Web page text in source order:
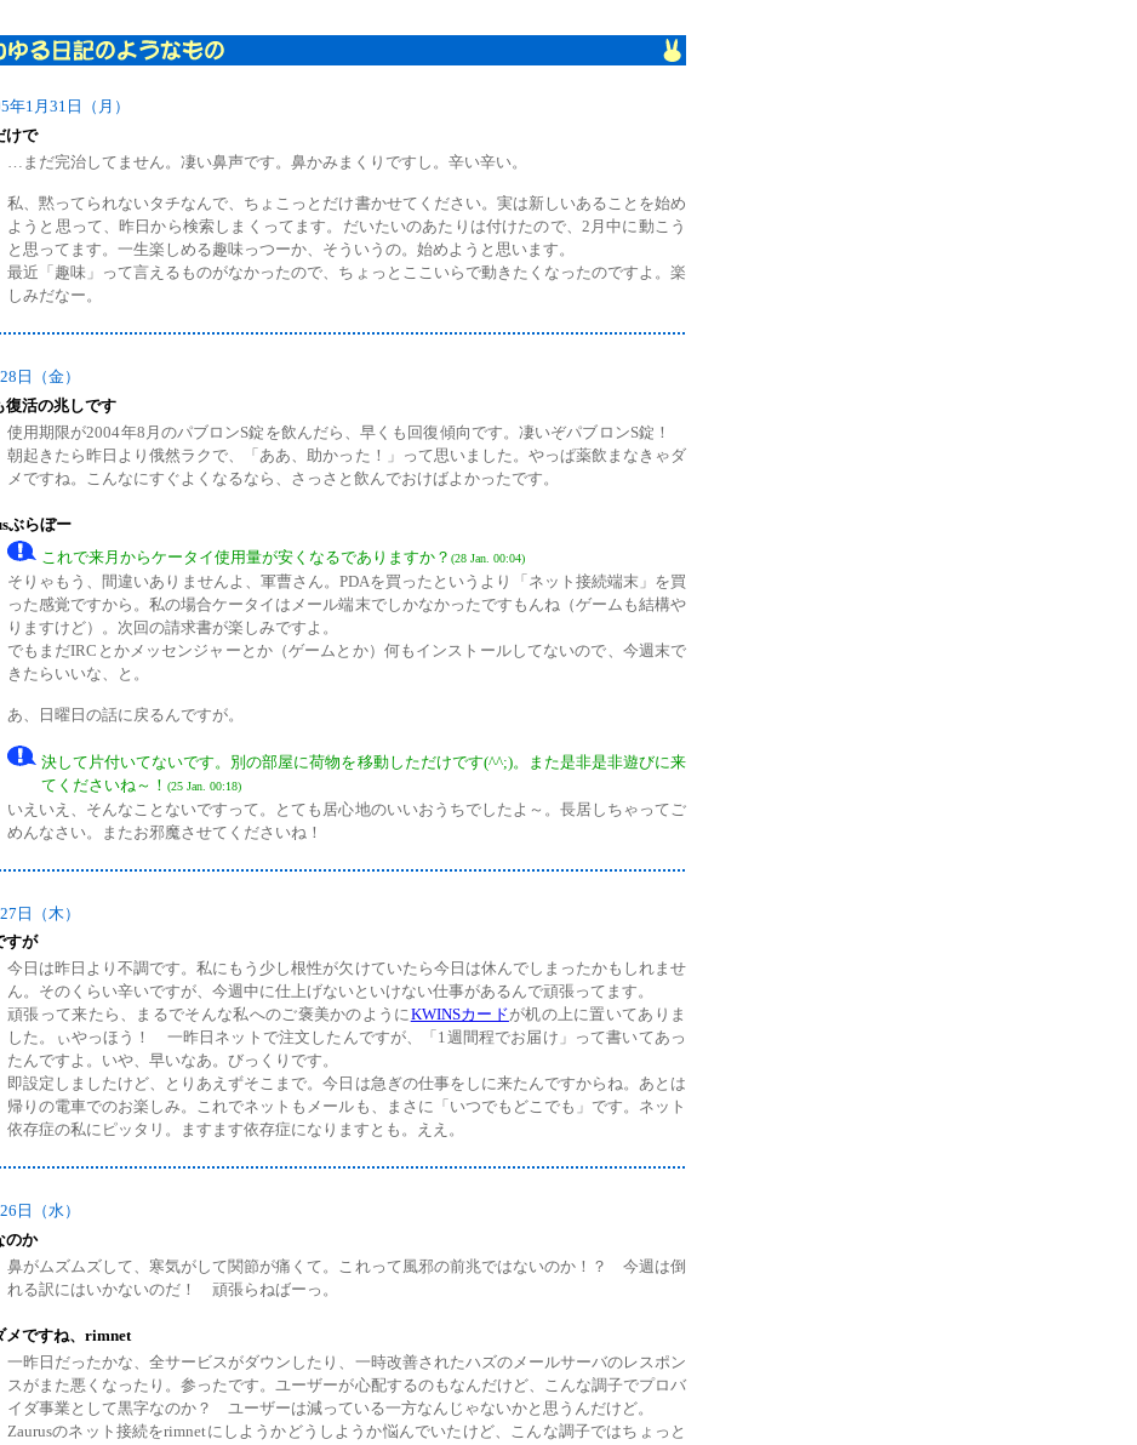
年1月31日（月）
けで
…まだ完治してません。凄い鼻声です。鼻かみまくりですし。辛い辛い。
私、黙ってられないタチなんで、ちょこっとだけ書かせてください。実は新しいあることを始め
ようと思って、昨日から検索しまくってます。だいたいのあたりは付けたので、2月中に動こう
と思ってます。一生楽しめる趣味っつーか、そういうの。始めようと思います。
最近「趣味」って言えるものがなかったので、ちょっとここいらで動きたくなったのですよ。楽
しみだなー。
日（金）
復活の兆しです
使用期限が2004年8月のパブロンS錠を飲んだら、早くも回復傾向です。凄いぞパブロンS錠！
朝起きたら昨日より俄然ラクで、「ああ、助かった！」って思いました。やっぱ薬飲まなきゃダ
メですね。こんなにすぐよくなるなら、さっさと飲んでおけばよかったです。
ぶらぼー
これで来月からケータイ使用量が安くなるでありますか？ (28 Jan. 00:04)
そりゃもう、間違いありませんよ、軍曹さん。PDAを買ったというより「ネット接続端末」を買
った感覚ですから。私の場合ケータイはメール端末でしかなかったですもんね（ゲームも結構や
りますけど）。次回の請求書が楽しみですよ。
でもまだIRCとかメッセンジャーとか（ゲームとか）何もインストールしてないので、今週末で
きたらいいな、と。
あ、日曜日の話に戻るんですが。
決して片付いてないです。別の部屋に荷物を移動しただけです(^^;)。また是非是非遊びに来
てくださいね～！ (25 Jan. 00:18)
いえいえ、そんなことないですって。とても居心地のいいおうちでしたよ～。長居しちゃってご
めんなさい。またお邪魔させてくださいね！
日（木）
すが
今日は昨日より不調です。私にもう少し根性が欠けていたら今日は休んでしまったかもしれませ
ん。そのくらい辛いですが、今週中に仕上げないといけない仕事があるんで頑張ってます。
頑張って来たら、まるでそんな私へのご褒美かのようにKWINSカードが机の上に置いてありま
した。ぃやっほう！ 一昨日ネットで注文したんですが、「1週間程でお届け」って書いてあっ
たんですよ。いや、早いなあ。びっくりです。
即設定しましたけど、とりあえずそこまで。今日は急ぎの仕事をしに来たんですからね。あとは
帰りの電車でのお楽しみ。これでネットもメールも、まさに「いつでもどこでも」です。ネット
依存症の私にピッタリ。ますます依存症になりますとも。ええ。
日（水）
のか
鼻がムズムズして、寒気がして関節が痛くて。これって風邪の前兆ではないのか！？ 今週は倒
れる訳にはいかないのだ！ 頑張らねばーっ。
メですね、rimnet
一昨日だったかな、全サービスがダウンしたり、一時改善されたハズのメールサーバのレスポン
スがまた悪くなったり。参ったです。ユーザーが心配するのもなんだけど、こんな調子でプロバ
イダ事業として黒字なのか？ ユーザーは減っている一方なんじゃないかと思うんだけど。
Zaurusのネット接続をrimnetにしようかどうしようか悩んでいたけど、こんな調子ではちょっと